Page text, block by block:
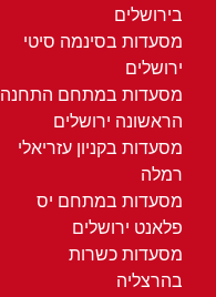
בירושלים
מסעדות בסינמה סיטי
ירושלים
מסעדות במתחם התחנה
הראשונה ירושלים
מסעדות בקניון עזריאלי
רמלה
מסעדות במתחם יס
פלאנט ירושלים
מסעדות כשרות
בהרצליה